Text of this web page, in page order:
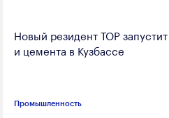
Новый резидент ТОР
и цемента в Кузбассе
Промышленность